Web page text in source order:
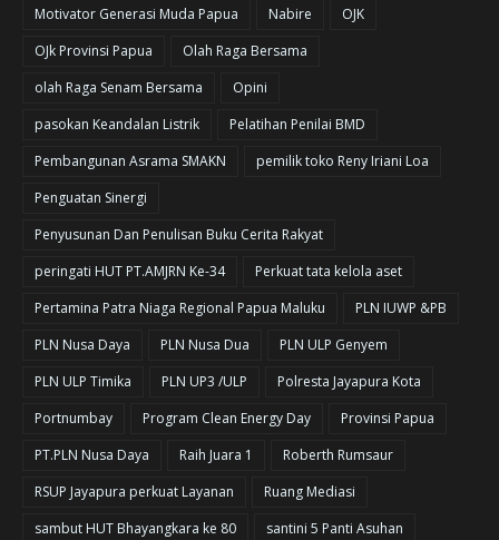
Motivator Generasi Muda Papua
Nabire
OJK
OJk Provinsi Papua
Olah Raga Bersama
olah Raga Senam Bersama
Opini
pasokan Keandalan Listrik
Pelatihan Penilai BMD
Pembangunan Asrama SMAKN
pemilik toko Reny Iriani Loa
Penguatan Sinergi
Penyusunan Dan Penulisan Buku Cerita Rakyat
peringati HUT PT.AMJRN Ke-34
Perkuat tata kelola aset
Pertamina Patra Niaga Regional Papua Maluku
PLN IUWP &PB
PLN Nusa Daya
PLN Nusa Dua
PLN ULP Genyem
PLN ULP Timika
PLN UP3 /ULP
Polresta Jayapura Kota
Portnumbay
Program Clean Energy Day
Provinsi Papua
PT.PLN Nusa Daya
Raih Juara 1
Roberth Rumsaur
RSUP Jayapura perkuat Layanan
Ruang Mediasi
sambut HUT Bhayangkara ke 80
santini 5 Panti Asuhan